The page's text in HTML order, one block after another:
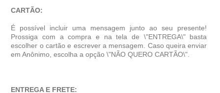
CARTÃO:
É possível incluir uma mensagem junto ao seu presente!
Prossiga com a compra e na tela de \"ENTREGA\" basta
escolher o cartão e escrever a mensagem. Caso queira enviar
em Anônimo, escolha a opção \"NÃO QUERO CARTÃO\".
ENTREGA E FRETE: